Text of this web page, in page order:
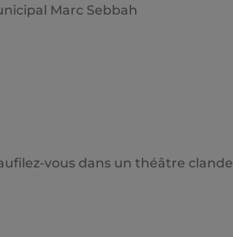
Marc Sebbah
vous dans un théâtre